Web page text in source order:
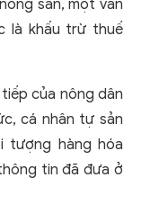
sản, một vấn
là khấu trừ thuế
của nông dân
cá nhân tự sản
tượng hàng hóa
tin đã đưa ở